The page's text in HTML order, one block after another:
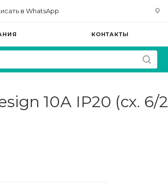
в WhatsApp
КОНТАКТЫ
10А IP20 (сх. 6/